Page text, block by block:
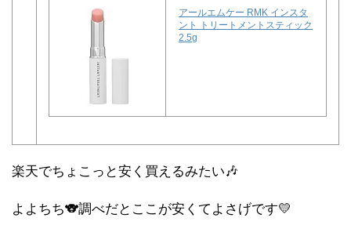
アールエムケー RMK インスタ
ント トリートメントスティック
2.5g
楽天でちょこっと安く買えるみたい🎶
よよちち🐨調べだとここが安くてよさげです💛